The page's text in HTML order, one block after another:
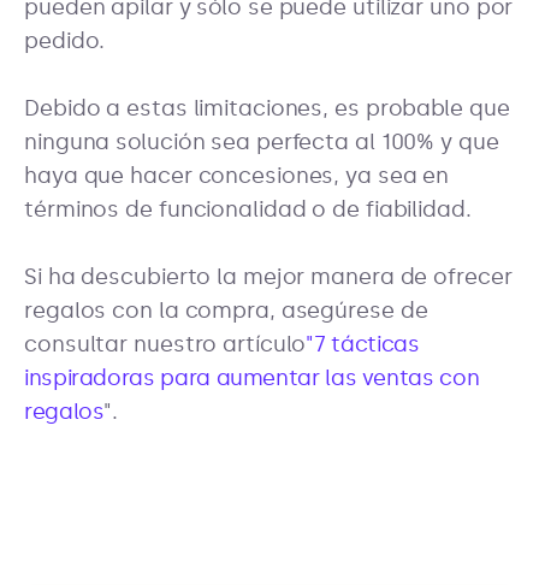
pueden apilar y sólo se puede utilizar uno por
pedido.
Debido a estas limitaciones, es probable que
ninguna solución sea perfecta al 100% y que
haya que hacer concesiones, ya sea en
términos de funcionalidad o de fiabilidad.
Si ha descubierto la mejor manera de ofrecer
regalos con la compra, asegúrese de
consultar nuestro artículo"7 tácticas
inspiradoras para aumentar las ventas con
regalos".